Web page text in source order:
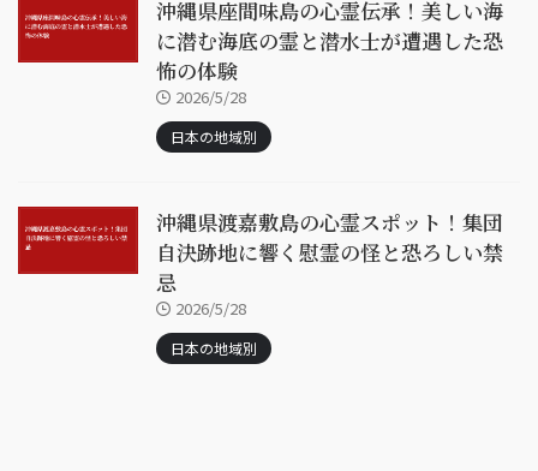
沖縄県座間味島の心霊伝承！美しい海
に潜む海底の霊と潜水士が遭遇した恐
怖の体験
2026/5/28
日本の地域別
沖縄県渡嘉敷島の心霊スポット！集団
自決跡地に響く慰霊の怪と恐ろしい禁
忌
2026/5/28
日本の地域別